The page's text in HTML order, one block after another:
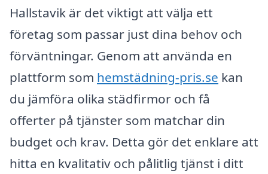
Hallstavik är det viktigt att välja ett
företag som passar just dina behov och
förväntningar. Genom att använda en
plattform som hemstädning-pris.se kan
du jämföra olika städfirmor och få
offerter på tjänster som matchar din
budget och krav. Detta gör det enklare att
hitta en kvalitativ och pålitlig tjänst i ditt